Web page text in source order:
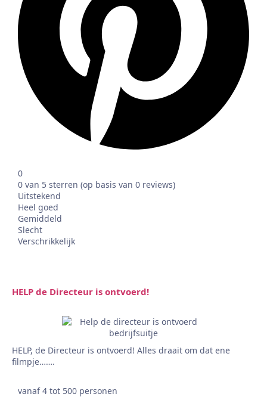
0
0 van 5 sterren (op basis van 0 reviews)
Uitstekend
Heel goed
Gemiddeld
Slecht
Verschrikkelijk
HELP de Directeur is ontvoerd!
HELP, de Directeur is ontvoerd! Alles draait om dat ene
filmpje…….
vanaf 4 tot 500 personen